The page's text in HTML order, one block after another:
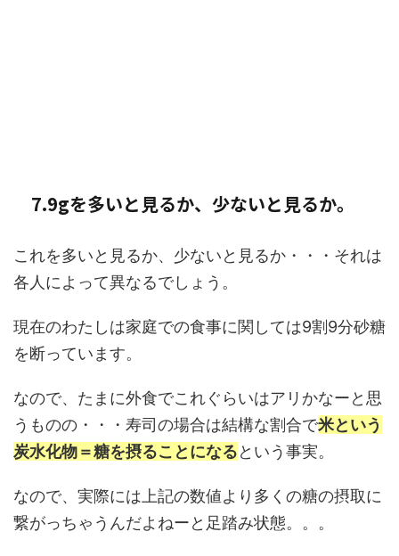
7.9gを多いと見るか、少ないと見るか。
これを多いと見るか、少ないと見るか・・・それは
各人によって異なるでしょう。
現在のわたしは家庭での食事に関しては9割9分砂糖
を断っています。
なので、たまに外食でこれぐらいはアリかなーと思
うものの・・・寿司の場合は結構な割合で米という
炭水化物＝糖を摂ることになるという事実。
なので、実際には上記の数値より多くの糖の摂取に
繋がっちゃうんだよねーと足踏み状態。。。